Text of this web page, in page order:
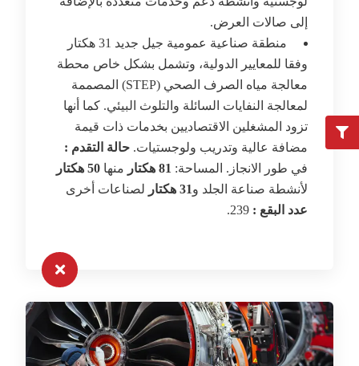
إلى صالات العرض.
منطقة صناعية عمومية جيل جديد 31 هكتار
وفقا للمعايير الدولية، وتشمل بشكل خاص محطة
معالجة مياه الصرف الصحي (STEP) المصممة
لمعالجة النفايات السائلة والتلوث البيئي. كما أنها
تزود المشغلين الاقتصاديين بخدمات ذات قيمة
مضافة عالية وتدريب ولوجستيات. حالة التقدم :
في طور الانجاز. المساحة: 81 هكتار منها 50 هكتار
لأنشطة صناعة الجلد و31 هكتار
لصناعات أخرى
عدد البقع :